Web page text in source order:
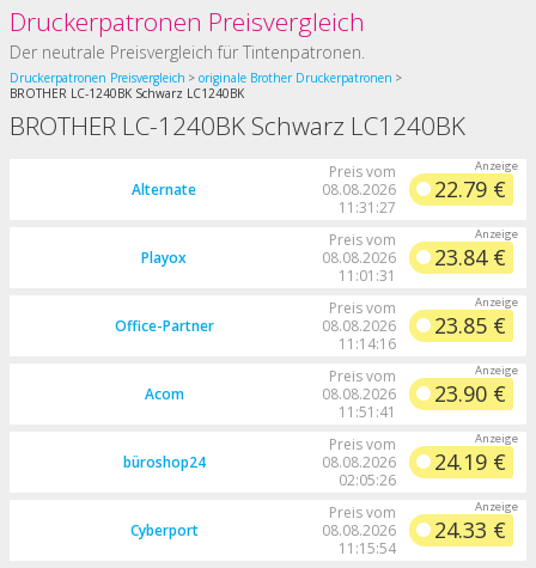
Druckerpatronen Preisvergleich
Der neutrale Preisvergleich für Tintenpatronen.
Druckerpatronen Preisvergleich
originale Brother Druckerpatronen
BROTHER LC-1240BK Schwarz LC1240BK
BROTHER LC-1240BK Schwarz LC1240BK
Alternate
Preis vom
08.08.2026
11:31:27
22.79 €
Playox
Preis vom
08.08.2026
11:01:31
23.84 €
Office-Partner
Preis vom
08.08.2026
11:14:16
23.85 €
Acom
Preis vom
08.08.2026
11:51:41
23.90 €
büroshop24
Preis vom
08.08.2026
02:05:26
24.19 €
Cyberport
Preis vom
08.08.2026
11:15:54
24.33 €